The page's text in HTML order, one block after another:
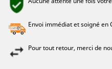
Envoi immédiat et soigné en
Pour tout retour, merci de